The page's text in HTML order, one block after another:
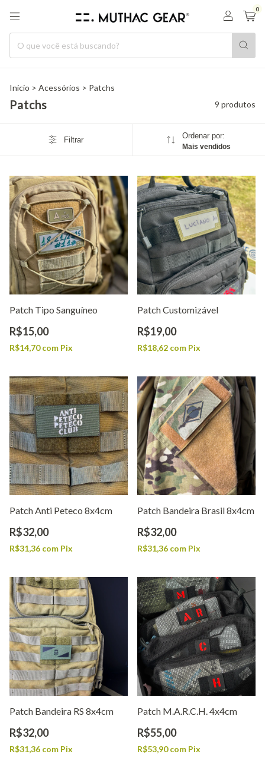
0
Início > Acessórios > Patchs
Patchs 9 produtos
Filtrar Ordenar por:
Mais vendidos
Patch Tipo Sanguíneo
R$15,00
R$14,70com Pix
Patch Customizável
R$19,00
R$18,62 com Pix
Patch Anti Peteco 8x4cm
R$32,00
R$31,36 com Pix
Patch Bandeira Brasil 8x4cm
R$32,00
R$31,36 com Pix
Patch Bandeira RS 8x4cm
R$32,00
R$31,36 com Pix
Patch M.A.R.C.H. 4x4cm
R$55,00
R$53,90com Pix